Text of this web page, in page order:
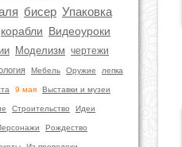
бисер Упаковка
корабли Видеоуроки
Моделизм чертежи
Мебель Оружие лепка
9 мая Выставки и музеи
Строительство Идеи
Рождество